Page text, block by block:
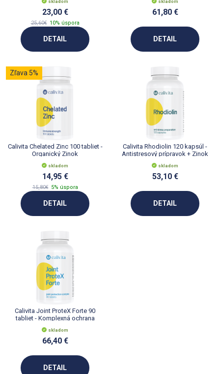
skladom
23,00 €
25,60€ 10% úspora
DETAIL
skladom
61,80 €
DETAIL
Zľava 5%
Calivita Chelated Zinc 100 tabliet -
Organický Zinok
skladom
14,95 €
15,80€ 5% úspora
DETAIL
Calivita Rhodiolin 120 kapsúl -
Antistresový prípravok + Zinok
skladom
53,10 €
DETAIL
Calivita Joint ProteX Forte 90
tabliet - Komplexná ochrana
skladom
66,40 €
DETAIL